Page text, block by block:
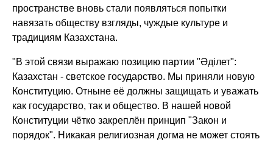
пространстве вновь стали появляться попытки
навязать обществу взгляды, чуждые культуре и
традициям Казахстана.
"В этой связи выражаю позицию партии "Әділет":
Казахстан - светское государство. Мы приняли новую
Конституцию. Отныне её должны защищать и уважать
как государство, так и общество. В нашей новой
Конституции чётко закреплён принцип "Закон и
порядок". Никакая религиозная догма не может стоять